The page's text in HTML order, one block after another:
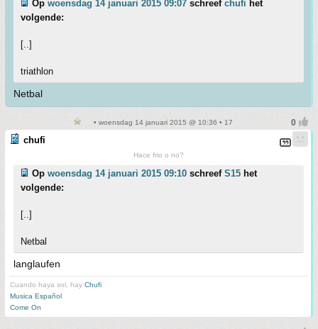
Op woensdag 14 januari 2015 09:07 schreef chufi het
volgende:
[..]
triathlon
Netbal
• woensdag 14 januari 2015 @ 10:36 • 17
chufi
Hace frio o no?
Op woensdag 14 januari 2015 09:10 schreef S15 het
volgende:
[..]
Netbal
langlaufen
Cuando haya sol, hay Chufi
Musica Español
Come On